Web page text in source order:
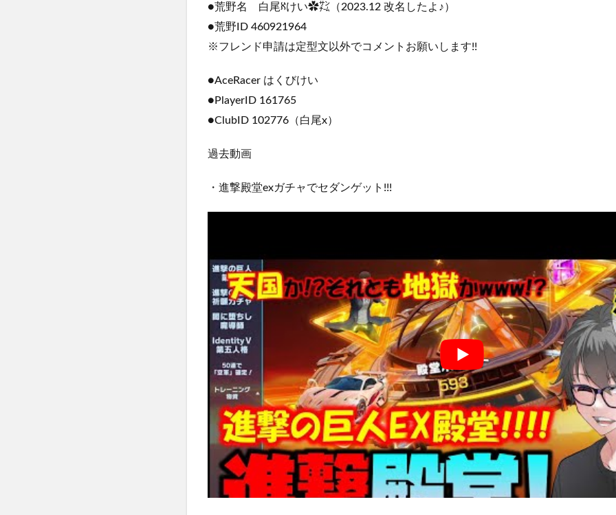
●荒野名 白尾ℵけい✿㌠（2023.12 改名したよ♪）
●荒野ID 460921964
※フレンド申請は定型文以外でコメントお願いします!!
●AceRacer はくびけい
●PlayerID 161765
●ClubID 102776（白尾x）
過去動画
・進撃殿堂exガチャでセダンゲット!!!